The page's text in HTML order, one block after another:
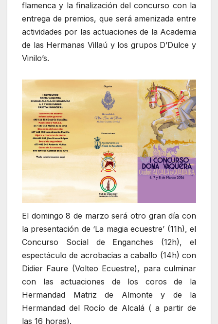
flamenca y la finalización del concurso con la
entrega de premios, que será amenizada entre
actividades por las actuaciones de la Academia
de las Hermanas Villaú y los grupos D’Dulce y
Vinilo’s.
El domingo 8 de marzo será otro gran día con
la presentación de ‘La magia ecuestre’ (11h), el
Concurso Social de Enganches (12h), el
espectáculo de acrobacias a caballo (14h) con
Didier Faure (Volteo Ecuestre), para culminar
con las actuaciones de los coros de la
Hermandad Matriz de Almonte y de la
Hermandad del Rocío de Alcalá ( a partir de
las 16 horas).